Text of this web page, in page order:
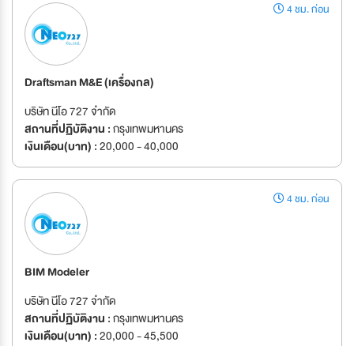
4 ชม. ก่อน
Draftsman M&E (เครื่องกล)
บริษัท นีโอ 727 จำกัด
สถานที่ปฏิบัติงาน :กรุงเทพมหานคร
เงินเดือน(บาท) :20,000 - 40,000
4 ชม. ก่อน
BIM Modeler
บริษัท นีโอ 727 จำกัด
สถานที่ปฏิบัติงาน :กรุงเทพมหานคร
เงินเดือน(บาท) :20,000 - 45,500